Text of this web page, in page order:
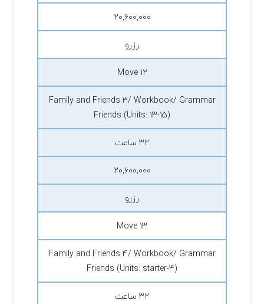
۲۰,۶۰۰,۰۰۰
رزرو
Move 12
Family and Friends 3/ Workbook/ Grammar
Friends (Units: 13-15)
۳۲ ساعت
۲۰,۶۰۰,۰۰۰
رزرو
Move 13
Family and Friends 4/ Workbook/ Grammar
Friends (Units: starter-4)
۳۲ ساعت